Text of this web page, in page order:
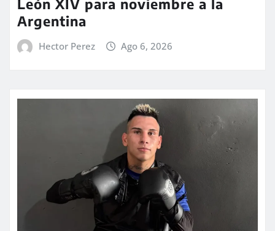
León XIV para noviembre a la
Argentina
Hector Perez Ago 6, 2026